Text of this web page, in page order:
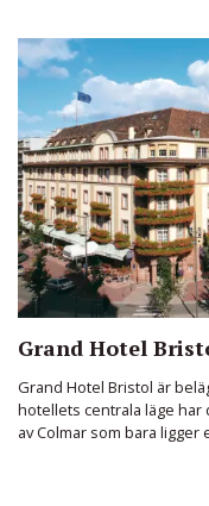
Grand Hotel
Grand Hotel Bristol är
hotellets centrala läge har
av Colmar som bara